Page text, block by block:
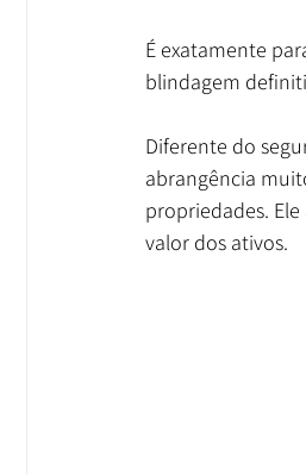
É exatamente
blindagem
Diferente do
abrangência
propriedades.
valor dos ativos.